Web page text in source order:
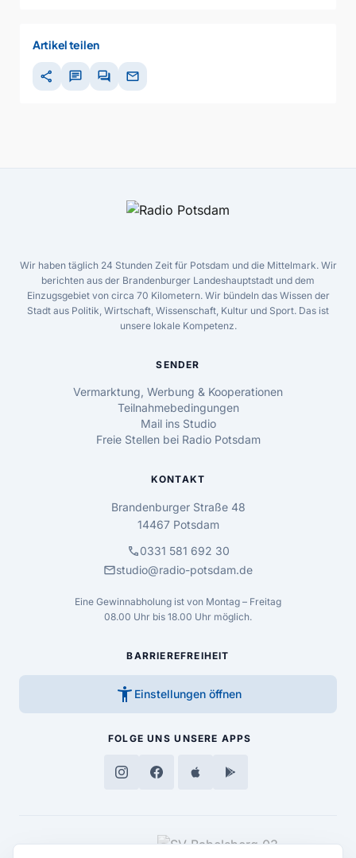
Artikel teilen
share chat forum mail
Wir haben täglich 24 Stunden Zeit für Potsdam und die Mittelmark. Wir
berichten aus der Brandenburger Landeshauptstadt und dem
Einzugsgebiet von circa 70 Kilometern. Wir bündeln das Wissen der
Stadt aus Politik, Wirtschaft, Wissenschaft, Kultur und Sport. Das ist
unsere lokale Kompetenz.
SENDER
Vermarktung, Werbung & Kooperationen
Teilnahmebedingungen
Mail ins Studio
Freie Stellen bei Radio Potsdam
KONTAKT
Brandenburger Straße 48
14467 Potsdam
call0331 581 692 30
mailstudio@radio-potsdam.de
Eine Gewinnabholung ist von Montag – Freitag
08.00 Uhr bis 18.00 Uhr möglich.
BARRIEREFREIHEIT
accessibility_new Einstellungen öffnen
FOLGE UNS UNSERE APPS
MEDIENPARTNER